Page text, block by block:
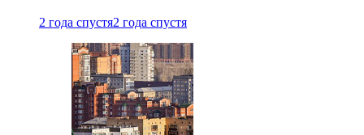
2 года спустя2 года спустя